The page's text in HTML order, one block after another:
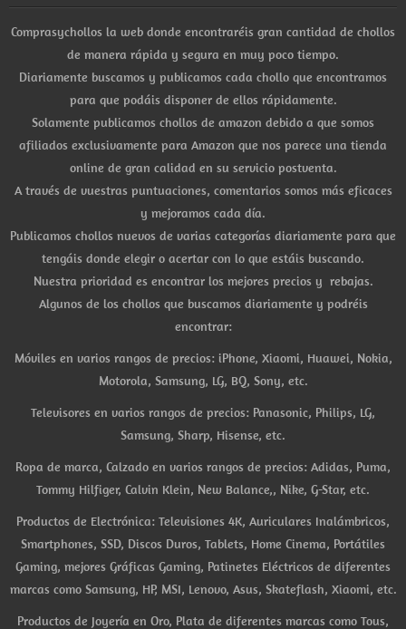
Comprasychollos la web donde encontraréis gran cantidad de chollos
de manera rápida y segura en muy poco tiempo.
Diariamente buscamos y publicamos cada chollo que encontramos
para que podáis disponer de ellos rápidamente.
Solamente publicamos chollos de amazon debido a que somos
afiliados exclusivamente para Amazon que nos parece una tienda
online de gran calidad en su servicio postventa.
A través de vuestras puntuaciones, comentarios somos más eficaces
y mejoramos cada día.
Publicamos chollos nuevos de varias categorías diariamente para que
tengáis donde elegir o acertar con lo que estáis buscando.
Nuestra prioridad es encontrar los mejores precios y rebajas.
Algunos de los chollos que buscamos diariamente y podréis
encontrar:
Móviles en varios rangos de precios: iPhone, Xiaomi, Huawei, Nokia,
Motorola, Samsung, LG, BQ, Sony, etc.
Televisores en varios rangos de precios: Panasonic, Philips, LG,
Samsung, Sharp, Hisense, etc.
Ropa de marca, Calzado en varios rangos de precios: Adidas, Puma,
Tommy Hilfiger, Calvin Klein, New Balance,, Nike, G-Star, etc.
Productos de Electrónica: Televisiones 4K, Auriculares Inalámbricos,
Smartphones, SSD, Discos Duros, Tablets, Home Cinema, Portátiles
Gaming, mejores Gráficas Gaming, Patinetes Eléctricos de diferentes
marcas como Samsung, HP, MSI, Lenovo, Asus, Skateflash, Xiaomi, etc.
Productos de Joyería en Oro, Plata de diferentes marcas como Tous,